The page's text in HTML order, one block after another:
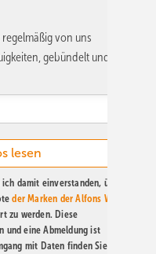
von uns
gebündelt und
damit einverstanden, über
der Marken der Alfons W.
zu werden. Diese
und eine Abmeldung ist
mit Daten finden Sie